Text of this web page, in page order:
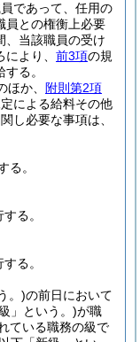
であって、任用の
員との権衡上必要
、当該職員の受け
より、 前3項の規
る。
ほか、
附則第2項
による給料その他
し必要な事項は、
る。
る。
る。
。)の前日において
」という。)が職
ている職務の級で